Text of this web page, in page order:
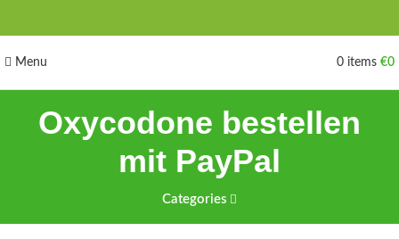
Menu 0 items €0
Oxycodone bestellen
mit PayPal
Categories